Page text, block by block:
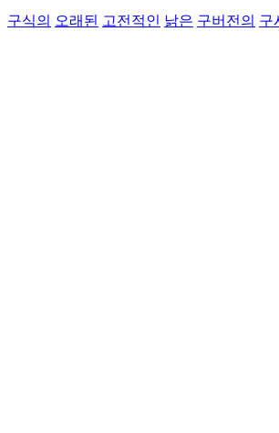
구식의 오래된 고전적인 낡은 구버전의 구